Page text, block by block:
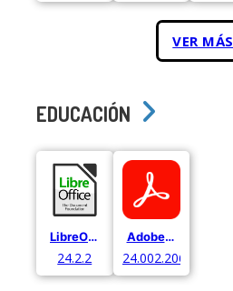
VER MÁS
EDUCACIÓN
LibreOffice
24.2.2
Adobe Acrobat
24.002.20687